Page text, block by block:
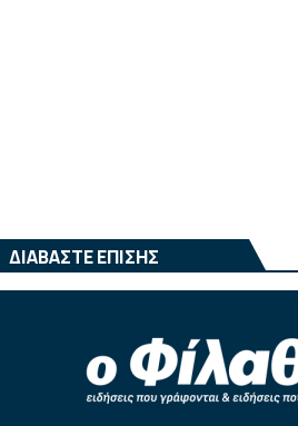
ΔΙΑΒΑΣΤΕ ΕΠΙΣΗΣ